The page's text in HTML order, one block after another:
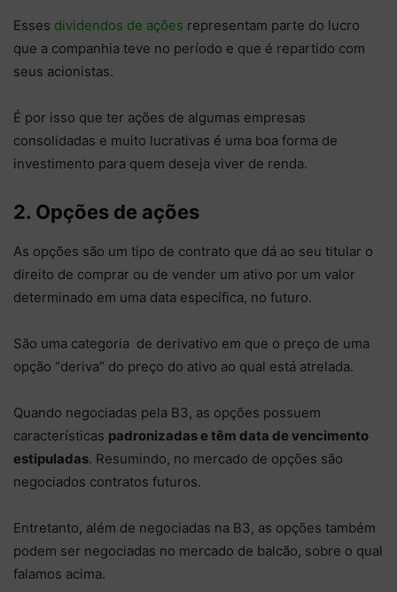
Esses dividendos de ações representam parte do lucro
que a companhia teve no período e que é repartido com
seus acionistas.
É por isso que ter ações de algumas empresas
consolidadas e muito lucrativas é uma boa forma de
investimento para quem deseja viver de renda.
2. Opções de ações
As opções são um tipo de contrato que dá ao seu titular o
direito de comprar ou de vender um ativo por um valor
determinado em uma data específica, no futuro.
São uma categoria de derivativo em que o preço de uma
opção “deriva” do preço do ativo ao qual está atrelada.
Quando negociadas pela B3, as opções possuem
características padronizadas e têm data de vencimento
estipuladas. Resumindo, no mercado de opções são
negociados contratos futuros.
Entretanto, além de negociadas na B3, as opções também
podem ser negociadas no mercado de balcão, sobre o qual
falamos acima.